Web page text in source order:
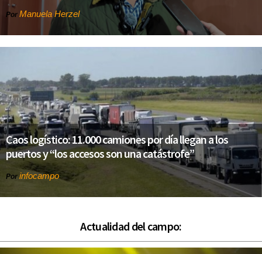
Por Manuela Herzel
Caos logístico: 11.000 camiones por día llegan a los
puertos y “los accesos son una catástrofe”
Por infocampo
Actualidad del campo: